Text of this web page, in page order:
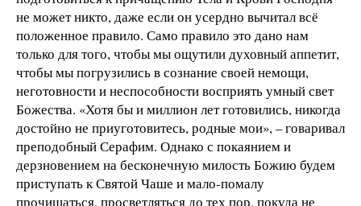
не может никто, даже если он усердно вычитал всё
положенное правило. Само правило это дано нам
только для того, чтобы мы ощутили духовный аппетит,
чтобы мы погрузились в сознание своей немощи,
неготовности и неспособности восприять умный свет
Божества. «Хотя бы и миллион лет готовились, никогда
достойно не приуготовитесь, родные мои», – говаривал
преподобный Серафим. Однако с покаянием и
дерзновением на бесконечную милость Божию будем
приступать к Святой Чаше и мало-помалу
прочищаться, просветляться до тех пор, покуда не